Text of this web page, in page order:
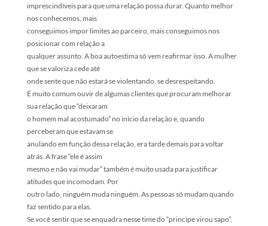
imprescindíveis para que uma relação possa durar. Quanto melhor
nos conhecemos, mais
conseguimos impor limites ao parceiro, mais conseguimos nos
posicionar com relação a
qualquer assunto. A boa autoestima só vem reafirmar isso. A mulher
que se valoriza cede até
onde sente que não estará se violentando, se desrespeitando.
É muito comum ouvir de algumas clientes que procuram melhorar
sua relação que “deixaram
o homem mal acostumado” no início da relação e, quando
perceberam que estavam se
anulando em função dessa relação, era tarde demais para voltar
atrás. A frase “ele é assim
mesmo e não vai mudar” também é muito usada para justificar
atitudes que incomodam. Por
outro lado, ninguém muda ninguém. As pessoas só mudam quando
faz sentido para elas.
Se você sentir que se enquadra nesse time do “princípe virou sapo”,